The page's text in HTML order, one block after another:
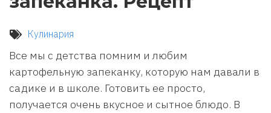
Кулинария
Все мы с детства помним и любим
картофельную запеканку, которую нам давали в
садике и в школе. Готовить ее просто,
получается очень вкусное и сытное блюдо. В